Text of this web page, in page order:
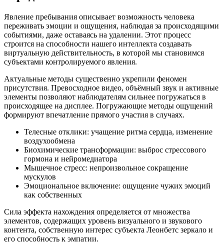
Явление пребывания описывает возможность человека
переживать эмоции и ощущения, наблюдая за происходящими
событиями, даже оставаясь на удалении. Этот процесс
строится на способности нашего интеллекта создавать
виртуальную действительность, в которой мы становимся
субъектами контролируемого явления.
Актуальные методы существенно укрепили феномен
присутствия. Превосходное видео, объёмный звук и активные
элементы позволяют наблюдателям сильнее погружаться в
происходящее на дисплее. Погружающие методы ощущений
формируют впечатление прямого участия в случаях.
Телесные отклики: учащение ритма сердца, изменение
воздухообмена
Биохимические трансформации: выброс стрессового
гормона и нейромедиатора
Мышечное стресс: непроизвольное сокращение
мускулов
Эмоциональное включение: ощущение чужих эмоций
как собственных
Сила эффекта нахождения определяется от множества
элементов, содержащих уровень визуального и звукового
контента, собственную интерес субъекта Леонбетс зеркало и
его способность к эмпатии.